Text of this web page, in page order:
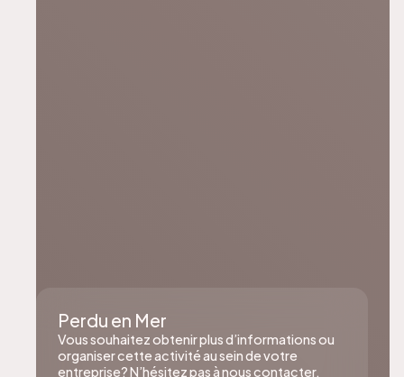
Perdu en Mer
Vous souhaitez obtenir plus d’informations ou
organiser cette activité au sein de votre
entreprise? N’hésitez pas à nous contacter.